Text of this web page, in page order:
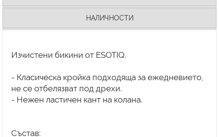
НАЛИЧНОСТИ
Изчистени бикини от ESOTIQ.
- Класическа кройка подходяща за ежедневието,
не се отбелязват под дрехи.
- Нежен ластичен кант на колана.
Състав: